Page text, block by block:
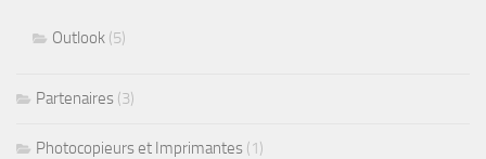
Outlook (5)
Partenaires (3)
Photocopieurs et Imprimantes (1)